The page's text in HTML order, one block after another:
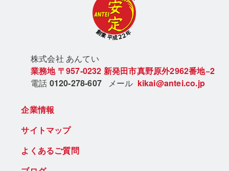
株式会社 あんてい
業務地 〒957-0232 新発田市真野原外2962番地−2
電話 0120-278-607 メール kikai@antei.co.jp
企業情報
サイトマップ
よくあるご質問